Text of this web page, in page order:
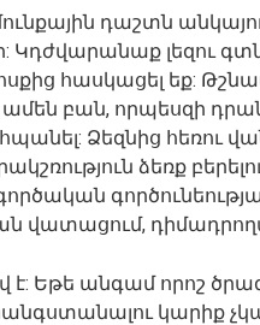
դաշտն
լեզու
հասկացել եք:
բան, որպեսզի
Ձեզնից հեռու
ձեռք
վատացում,
է: Եթե անգամ որոշ
կարիք